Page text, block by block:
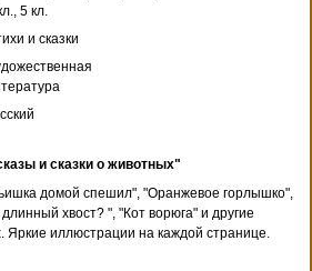
5 кл.
и сказки
и сказки о животных"
домой спешил", "Оранжевое горлышко",
хвост? ", "Кот ворюга" и другие
Яркие иллюстрации на каждой странице.